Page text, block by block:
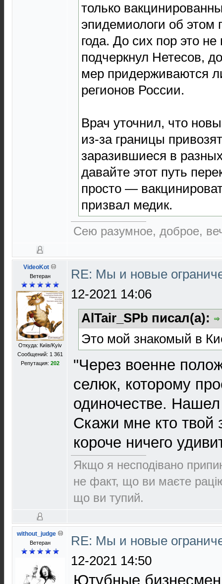
только
эпидемиологи об этом
года. До сих пор это
подчеркнул Нетесов,
мер придерживаются
регионов России.
Врач уточнил, что
из-за границы
заразившиеся в
давайте этот путь
просто —
призвал медик.
Сею разумное, доброе,
VideoKot
Ветеран
Откуда: Київ/Kyiv
Сообщений: 1 361
Репутация: 202
RE: Мы и новые
12-2021 14:06
AlTair_SPb писал(а):
Это мой знакомый в
"Через военне
селюк, которому
одиночестве.
Скажи мне кто твой
короче ничего
Якщо я несподівано
не факт, що ви маєте
що ви тупий.
without_judge
Ветеран
RE: Мы и новые
12-2021 14:50
Ютубные